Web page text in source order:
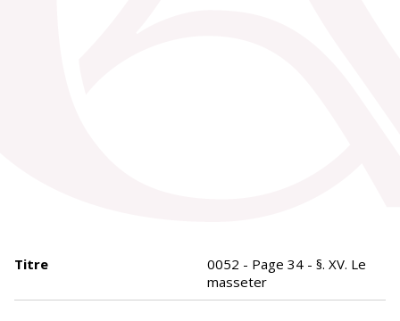
Titre
0052 - Page 34 - §. XV. Le
masseter